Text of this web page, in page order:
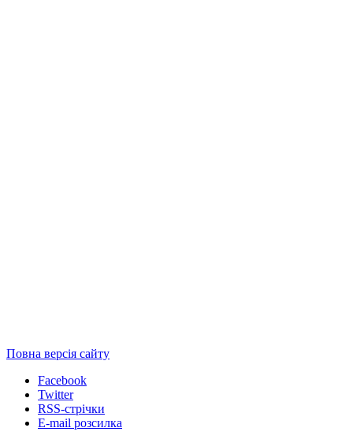
Повна версія сайту
Facebook
Twitter
RSS-стрічки
E-mail розсилка